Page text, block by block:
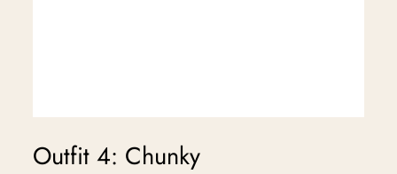
Outfit 4: Chunky